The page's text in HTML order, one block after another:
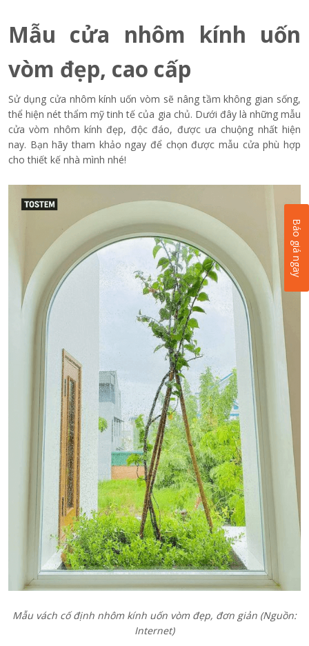
Mẫu cửa nhôm kính uốn
vòm đẹp, cao cấp
Sử dụng cửa nhôm kính uốn vòm sẽ nâng tầm không gian sống,
thể hiện nét thẩm mỹ tinh tế của gia chủ. Dưới đây là những mẫu
cửa vòm nhôm kính đẹp, độc đáo, được ưa chuộng nhất hiện
nay. Bạn hãy tham khảo ngay để chọn được mẫu cửa phù hợp
cho thiết kế nhà mình nhé!
Mẫu vách cố định nhôm kính uốn vòm đẹp, đơn giản (Nguồn:
Internet)
Báo giá ngay